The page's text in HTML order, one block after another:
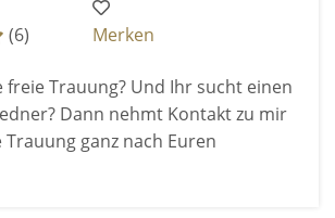
(6)
Merken
freie Trauung? Und Ihr sucht einen
Dann nehmt Kontakt zu mir
Trauung ganz nach Euren